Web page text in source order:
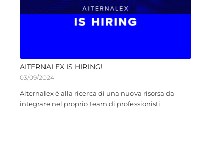
AITERNALEX IS HIRING!
03/09/2024
Aiternalex è alla ricerca di una nuova risorsa da
integrare nel proprio team di professionisti.